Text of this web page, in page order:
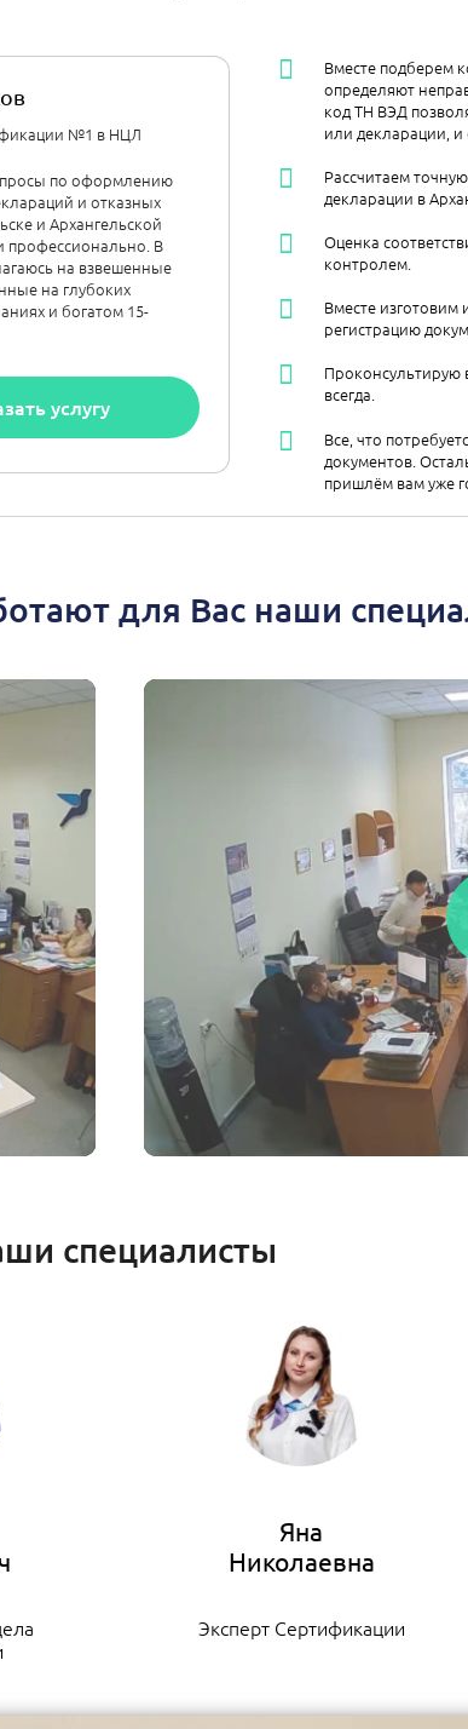
№1 в НЦЛ
по оформлению
и отказных
и Архангельской
профессионально. В
на взвешенные
на глубоких
и богатом 15-
услугу
Вместе подберем
определяют
код ТН ВЭД
или декларации, и
Рассчитаем
декларации в
Оценка
контролем.
Вместе изготовим
регистрацию
Проконсультирую
всегда.
Все, что
документов.
пришлём вам уже
для Вас наши
специалисты
Яна
Эксперт Сертификации